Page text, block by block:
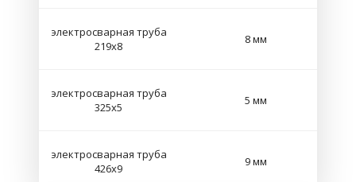
электросварная труба
219х8
8 мм
электросварная труба
325х5
5 мм
электросварная труба
426х9
9 мм